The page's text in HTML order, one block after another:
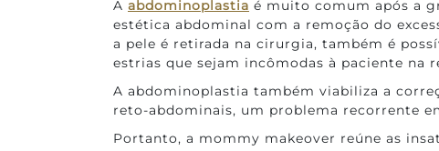
A abdominoplastia é muito comum após a
estética abdominal com a remoção do
a pele é retirada na cirurgia, também é
estrias que sejam incômodas à paciente na
A abdominoplastia também viabiliza a
reto-abdominais, um problema recorrente
Portanto, a mommy makeover reúne as